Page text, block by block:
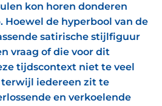
kon horen donderen
Hoewel de hyperbool van de
satirische stijlfiguur
vraag of die voor dit
tijdscontext niet te veel
iedereen zit te
en verkoelende